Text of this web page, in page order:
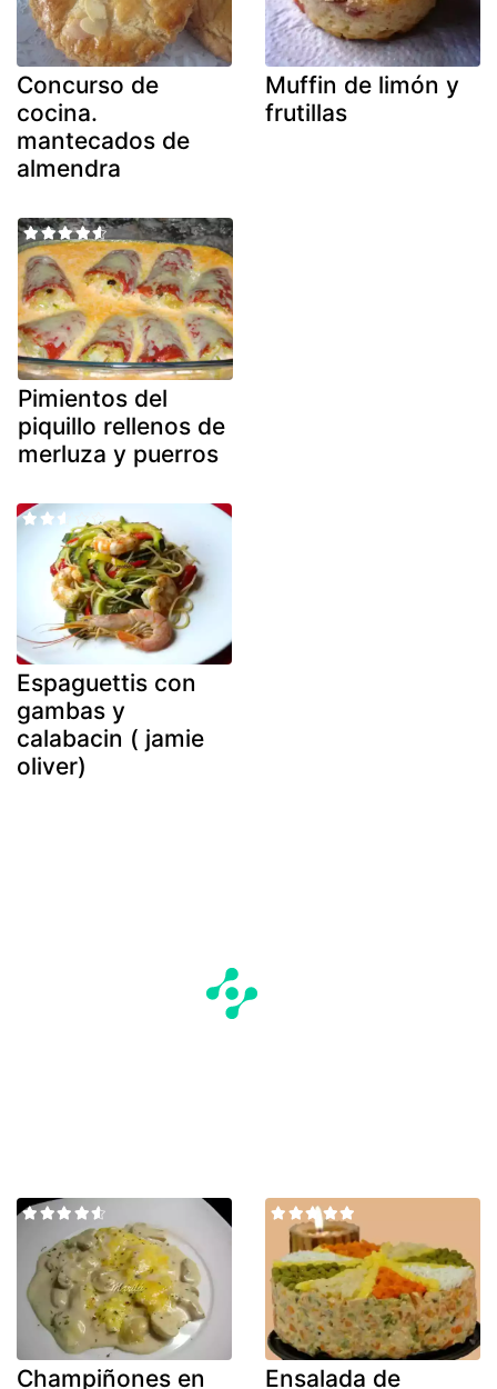
Concurso de
cocina.
mantecados de
almendra
Muffin de limón y
frutillas
Pimientos del
piquillo rellenos de
merluza y puerros
Espaguettis con
gambas y
calabacin ( jamie
oliver)
Champiñones en
Ensalada de